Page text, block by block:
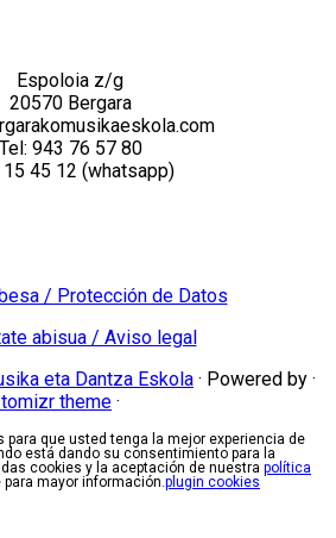
Espoloia z/g
20570 Bergara
Tel: 943 76 57 80
45 12 (whatsapp)
/ Protección de Datos
abisua / Aviso legal
eta Dantza Eskola · Powered by ·
theme ·
para que usted tenga la mejor experiencia de
está dando su consentimiento para la
cookies y la aceptación de nuestra política
mayor información.plugin cookies